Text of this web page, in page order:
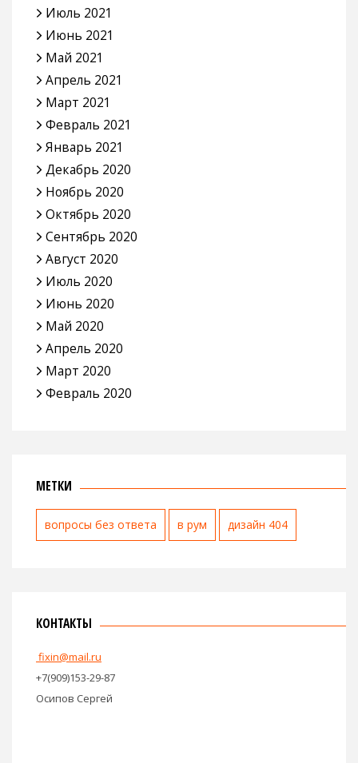
Июль 2021
Июнь 2021
Май 2021
Апрель 2021
Март 2021
Февраль 2021
Январь 2021
Декабрь 2020
Ноябрь 2020
Октябрь 2020
Сентябрь 2020
Август 2020
Июль 2020
Июнь 2020
Май 2020
Апрель 2020
Март 2020
Февраль 2020
МЕТКИ
вопросы без ответа в рум дизайн 404
КОНТАКТЫ
fixin@mail.ru
+7(909)153-29-87
Осипов Сергей